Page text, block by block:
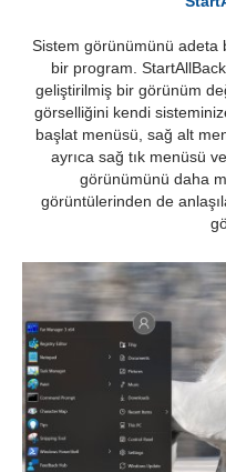
Sistem görünümünü adeta
bir program.
geliştirilmiş bir görünüm
görselliğini kendi
başlat menüsü, sağ alt
ayrıca sağ tık menüsü
görünümünü daha
görüntülerinden de